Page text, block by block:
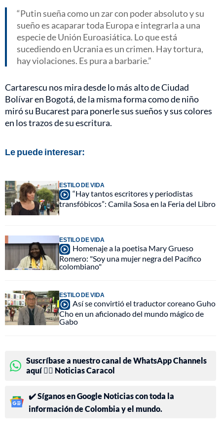
Putin sueña como un zar con poder absoluto y su
sueño es acaparar toda Europa e integrarla a una
especie de Unión Euroasiática. Lo que está
sucediendo en Ucrania es un crimen. Hay tortura,
hay violaciones. Es pura a barbarie.
Cartarescu nos mira desde lo más alto de Ciudad
Bolívar en Bogotá, de la misma forma como de niño
miró su Bucarest para ponerle sus sueños y sus colores
en los trazos de su escritura.
Le puede interesar:
ESTILO DE VIDA
“Hay tantos escritores y periodistas
transfóbicos”: Camila Sosa en la Feria del Libro
ESTILO DE VIDA
Homenaje a la poetisa Mary Grueso
Romero: "Soy una mujer negra del Pacífico
colombiano"
ESTILO DE VIDA
Así se convirtió el traductor coreano Guho
Cho en un aficionado del mundo mágico de
Gabo
Suscríbase a nuestro canal de WhatsApp Channels
aquí 👉🏻 Noticias Caracol
✔️ Síganos en Google Noticias con toda la
información de Colombia y el mundo.